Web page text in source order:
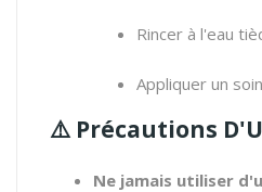
Rincer à l'eau
Appliquer un
⚠️ Précautions
Ne jamais utiliser